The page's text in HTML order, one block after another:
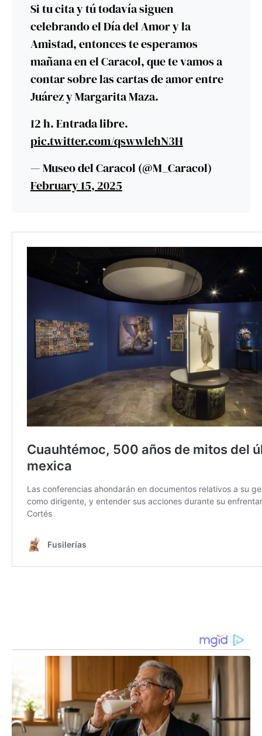
Si tu cita y tú todavía siguen
celebrando el Día del Amor y la
Amistad, entonces te esperamos
mañana en el Caracol, que te vamos a
contar sobre las cartas de amor entre
Juárez y Margarita Maza.
12 h. Entrada libre.
pic.twitter.com/qswwlehN3H
— Museo del Caracol (@M_Caracol)
February 15, 2025